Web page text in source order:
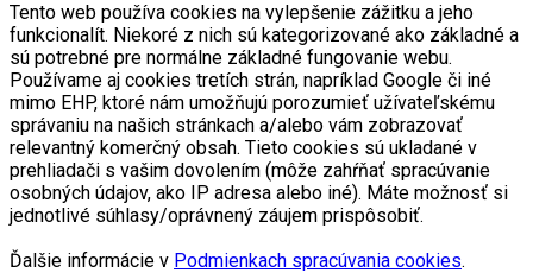
Tento web používa cookies na vylepšenie zážitku a jeho
funkcionalít. Niekoré z nich sú kategorizované ako základné a
sú potrebné pre normálne základné fungovanie webu.
Používame aj cookies tretích strán, napríklad Google či iné
mimo EHP, ktoré nám umožňujú porozumieť užívateľskému
správaniu na našich stránkach a/alebo vám zobrazovať
relevantný komerčný obsah. Tieto cookies sú ukladané v
prehliadači s vašim dovolením (môže zahŕňať spracúvanie
osobných údajov, ako IP adresa alebo iné). Máte možnosť si
jednotlivé súhlasy/oprávnený záujem prispôsobiť.
Ďalšie informácie v Podmienkach spracúvania cookies.